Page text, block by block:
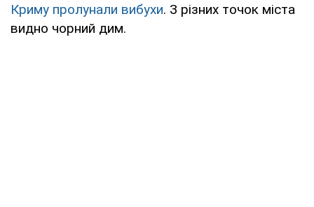
Криму пролунали вибухи. З різних точок міста
видно чорний дим.